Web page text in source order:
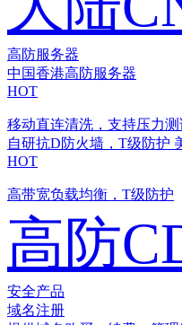
高防服务器
中国香港高防服务器
HOT
移动直连清洗，支持压力测
自研抗D防火墙，T级防护
HOT
高带宽负载均衡，T级防护
高防
安全产品
域名注册